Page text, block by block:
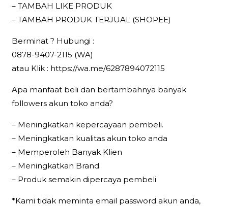
– TAMBAH LIKE PRODUK
– TAMBAH PRODUK TERJUAL (SHOPEE)
Berminat ? Hubungi :
0878-9407-2115 (WA)
atau Klik : https://wa.me/6287894072115
Apa manfaat beli dan bertambahnya banyak
followers akun toko anda?
– Meningkatkan kepercayaan pembeli.
– Meningkatkan kualitas akun toko anda
– Memperoleh Banyak Klien
– Meningkatkan Brand
– Produk semakin dipercaya pembeli
*Kami tidak meminta email password akun anda,